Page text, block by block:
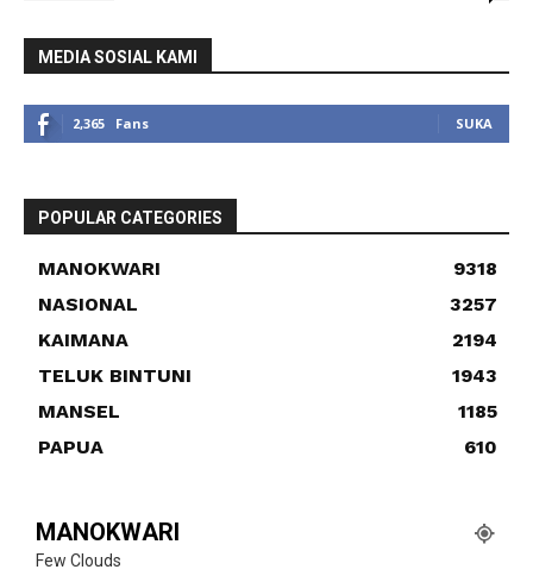
MEDIA SOSIAL KAMI
2,365 Fans SUKA
POPULAR CATEGORIES
MANOKWARI
9318
NASIONAL
3257
KAIMANA
2194
TELUK BINTUNI
1943
MANSEL
1185
PAPUA
610
MANOKWARI
Few Clouds